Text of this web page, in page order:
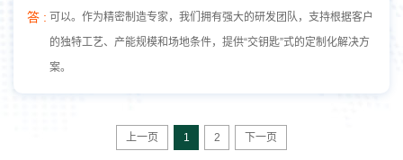
答 : 可以。作为精密制造专家，我们拥有强大的研发团队，支持根据客户
的独特工艺、产能规模和场地条件，提供“交钥匙”式的定制化解决方
案。
上一页 1 2 下一页